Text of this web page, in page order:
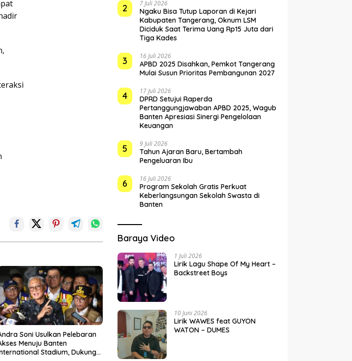
Soni Usulkan Pelebaran
Menuju Banten
Stadium, Dukung
2 7 Juli 2026
Ngaku Bisa Tutup Laporan di Kejari
Kabupaten Tangerang, Oknum LSM
Diciduk Saat Terima Uang Rp15 Juta dari
Tiga Kades
3 16 Juli 2026
APBD 2025 Disahkan, Pemkot Tangerang
Mulai Susun Prioritas Pembangunan 2027
4 17 Juli 2026
DPRD Setujui Raperda
Pertanggungjawaban APBD 2025, Wagub
Banten Apresiasi Sinergi Pengelolaan
Keuangan
5 9 Juli 2026
Tahun Ajaran Baru, Bertambah
Pengeluaran Ibu
6 16 Juli 2026
Program Sekolah Gratis Perkuat
Keberlangsungan Sekolah Swasta di
Banten
Baraya Video
1 Juli 2026
Lirik Lagu Shape Of My Heart –
Backstreet Boys
10 Juni 2026
Lirik WAWES feat GUYON
WATON – DUMES